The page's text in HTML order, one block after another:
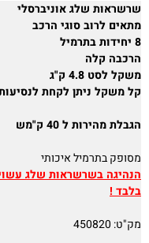
שרשראות שלג אוניברסלי
מתאים לרוב סוגי הרכב
8 יחידות בתרמיל
הרכבה קלה
משקל לסט 4.8 ק"ג
קל משקל ניתן לקחת
הגבלת מהירות ל 40 ק"מש
מסופק בתרמיל איכותי
הנהיגה בשרשראות שלג
בלבד !
מק"ט: 450820